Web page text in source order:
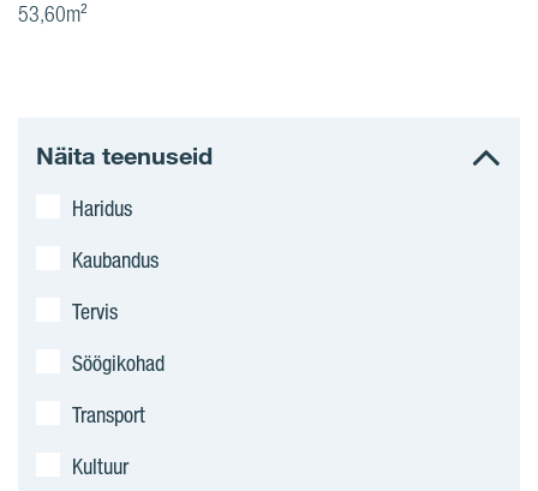
53,60m²
Näita teenuseid
Haridus
Kaubandus
Tervis
Söögikohad
Transport
Kultuur